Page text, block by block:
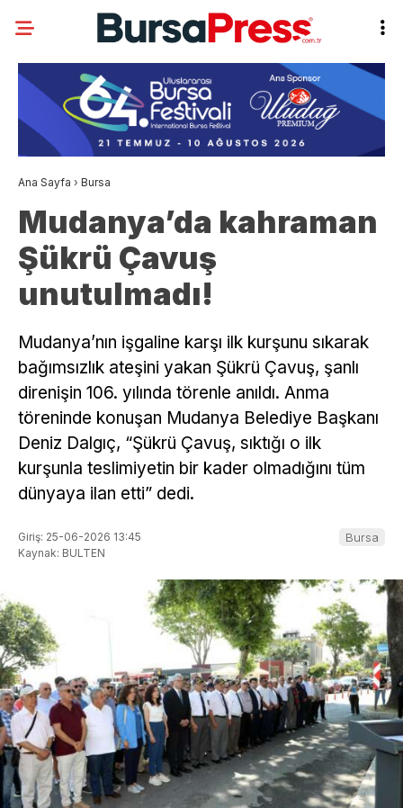
Ana Sayfa › Bursa
Mudanya’da kahraman
Şükrü Çavuş
unutulmadı!
Mudanya’nın işgaline karşı ilk kurşunu sıkarak
bağımsızlık ateşini yakan Şükrü Çavuş, şanlı
direnişin 106. yılında törenle anıldı. Anma
töreninde konuşan Mudanya Belediye Başkanı
Deniz Dalgıç, “Şükrü Çavuş, sıktığı o ilk
kurşunla teslimiyetin bir kader olmadığını tüm
dünyaya ilan etti” dedi.
Giriş: 25-06-2026 13:45
Kaynak: BULTEN
Bursa